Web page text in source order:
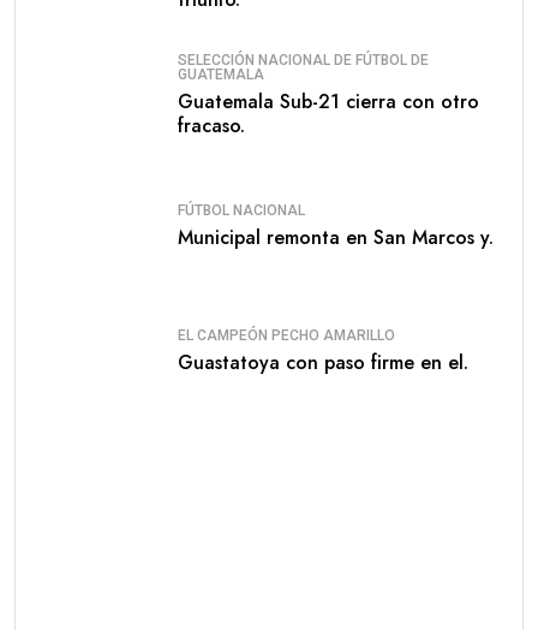
SELECCIÓN NACIONAL DE FÚTBOL DE
GUATEMALA
Guatemala Sub-21 cierra con otro
fracaso.
FÚTBOL NACIONAL
Municipal remonta en San Marcos y.
EL CAMPEÓN PECHO AMARILLO
Guastatoya con paso firme en el.